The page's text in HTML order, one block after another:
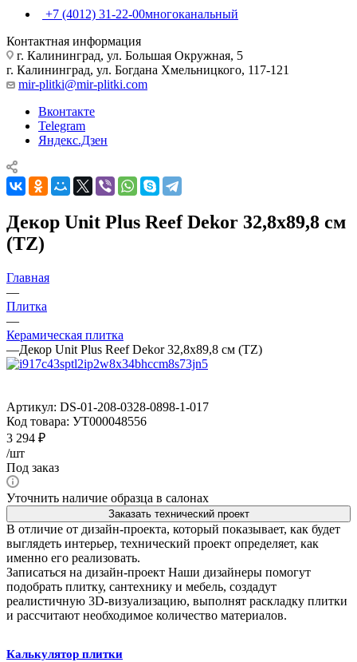
+7 (4012) 31-22-00многоканальный
Контактная информация
г. Калининград, ул. Большая Окружная, 5
г. Калининград, ул. Богдана Хмельницкого, 117-121
mir-plitki@mir-plitki.com
Вконтакте
Telegram
Яндекс.Дзен
Декор Unit Plus Reef Dekor 32,8x89,8 см
(TZ)
Главная
—
Плитка
—
Керамическая плитка
—Декор Unit Plus Reef Dekor 32,8x89,8 см (TZ)
Артикул: DS-01-208-0328-0898-1-017
Код товара: УТ000048556
3 294 ₽
/шт
Под заказ
Уточнить наличие образца в салонах
Заказать технический проект
В отличие от дизайн-проекта, который показывает, как будет
выглядеть интерьер, технический проект определяет, как
именно его реализовать.
Записаться на дизайн-проект Наши дизайнеры помогут
подобрать плитку, сантехнику и мебель, создадут
реалистичную 3D-визуализацию, выполнят раскладку плитки
и рассчитают необходимое количество материалов.
Калькулятор плитки